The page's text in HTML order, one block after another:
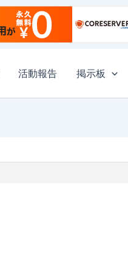
活動報告 掲示板